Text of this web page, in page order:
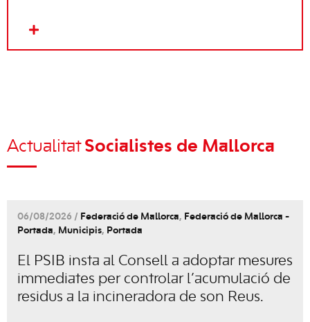
Actualitat Socialistes de Mallorca
06/08/2026 / Federació de Mallorca, Federació de Mallorca -
Portada, Municipis, Portada
El PSIB insta al Consell a adoptar mesures
immediates per controlar l’acumulació de
residus a la incineradora de son Reus.